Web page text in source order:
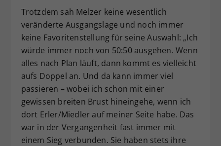
Trotzdem sah Melzer keine wesentlich
veränderte Ausgangslage und noch immer
keine Favoritenstellung für seine Auswahl: „Ich
würde immer noch von 50:50 ausgehen. Wenn
alles nach Plan läuft, dann kommt es vielleicht
aufs Doppel an. Und da kann immer viel
passieren – wobei ich schon mit einer
gewissen breiten Brust hineingehe, wenn ich
dort Erler/Miedler auf meiner Seite habe. Das
war in der Vergangenheit fast immer mit
einem Sieg verbunden. Sie haben stets ihre